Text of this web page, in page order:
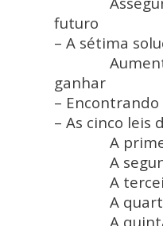
futuro
– A sétima
Aumente
ganhar
–
– As cinco leis
A
A
A terceira
A quarta
A quinta